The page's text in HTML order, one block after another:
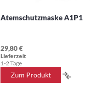
Atemschutzmaske A1P1
29,80 €
Lieferzeit
1-2 Tage
Zum Produkt